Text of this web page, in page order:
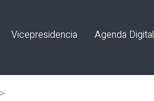
Vicepresidencia Agenda Digital
>